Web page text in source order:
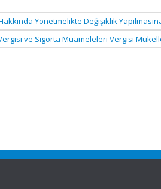
Yönetmelikte Değişiklik
ve Sigorta Muameleleri Vergisi